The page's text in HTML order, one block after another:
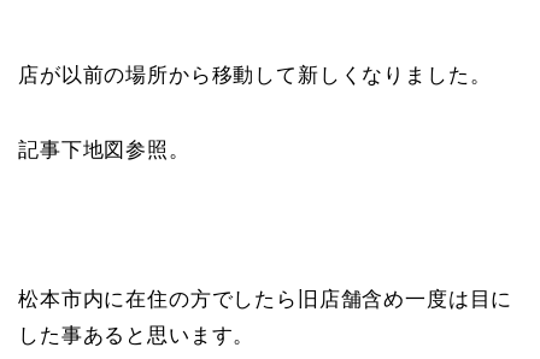
店が以前の場所から移動して新しくなりました。
記事下地図参照。
松本市内に在住の方でしたら旧店舗含め一度は目に
した事あると思います。